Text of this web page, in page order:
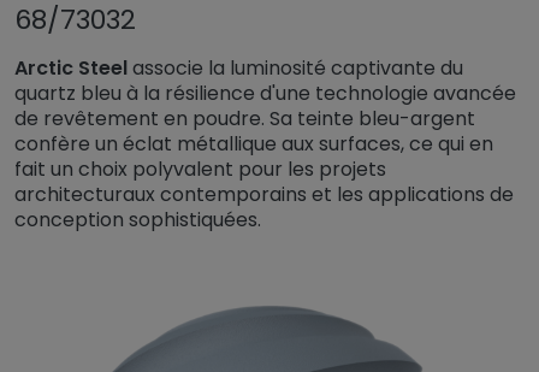
Arctic Steel
68/73032
Arctic Steelassocie la luminosité captivante du
quartz bleu à la résilience d'une technologie avancée
de revêtement en poudre. Sa teinte bleu-argent
confère un éclat métallique aux surfaces, ce qui en
fait un choix polyvalent pour les projets
architecturaux contemporains et les applications de
conception sophistiquées.